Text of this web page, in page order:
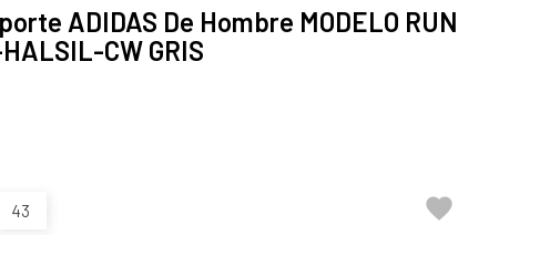
ADIDAS De Hombre MODELO RUN
CW GRIS
43 